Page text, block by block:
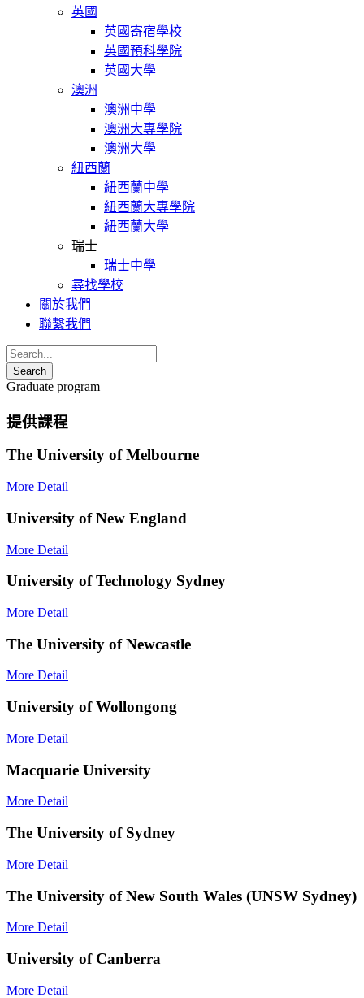
英國
英國寄宿學校
英國預科學院
英國大學
澳洲
澳洲中學
澳洲大專學院
澳洲大學
紐西蘭
紐西蘭中學
紐西蘭大專學院
紐西蘭大學
瑞士
瑞士中學
尋找學校
關於我們
聯繫我們
Graduate program
提供課程
The University of Melbourne
More Detail
University of New England
More Detail
University of Technology Sydney
More Detail
The University of Newcastle
More Detail
University of Wollongong
More Detail
Macquarie University
More Detail
The University of Sydney
More Detail
The University of New South Wales (UNSW Sydney)
More Detail
University of Canberra
More Detail